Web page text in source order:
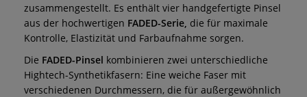
zusammengestellt. Es enthält vier handgefertigte Pinsel
aus der hochwertigen FADED-Serie, die für maximale
Kontrolle, Elastizität und Farbaufnahme sorgen.
Die FADED-Pinsel kombinieren zwei unterschiedliche
Hightech-Synthetikfasern: Eine weiche Faser mit
verschiedenen Durchmessern, die für außergewöhnlich